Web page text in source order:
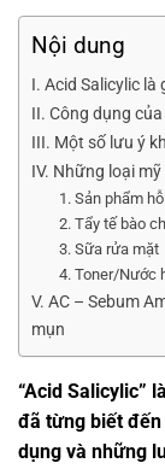
Nội dung
I. Acid Salicylic là
II. Công dụng
III. Một số lưu ý
IV. Những loại
1. Sản phẩm
2. Tẩy tế bào
3. Sữa rửa mặt
4. Toner/Nước
V. AC – Sebum
mụn
“Acid Salicylic”
đã từng biết đến
dụng và những